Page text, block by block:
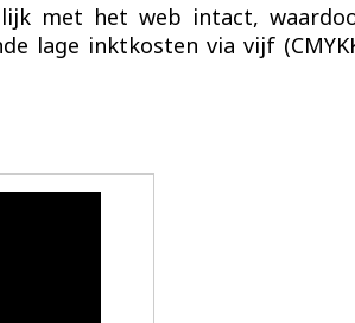
met het web intact,
lage inktkosten via vijf